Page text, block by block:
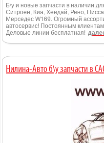
Б\у и новые запчасти в наличии
Ситроен, Киа, Хендай, Рено,
Мерседес W169. Огромный
автосервис! Постоянным
Деловые линии бесплатная!
Нилина-Авто б\у запчасти в